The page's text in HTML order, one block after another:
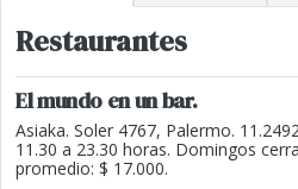
Restaurantes
El mundo en un bar.
Asiaka. Soler 4767, Palermo.
11.30 a 23.30 horas. Domingos
promedio: $ 17.000.